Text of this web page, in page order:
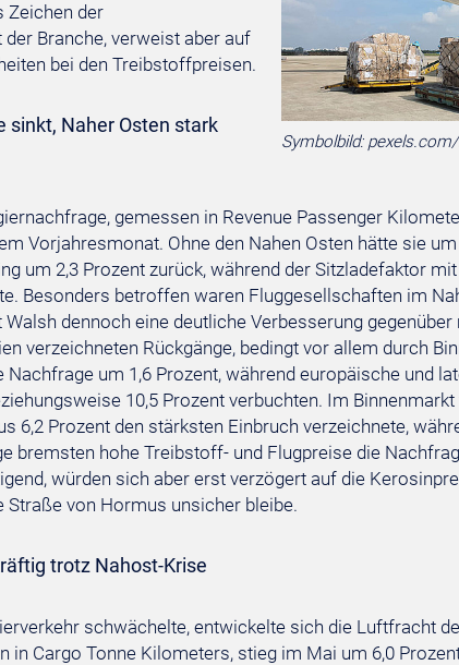
Symbolbild:
Zeichen der
Branche, verweist aber auf
bei den Treibstoffpreisen.
sinkt, Naher Osten stark
gemessen in Revenue Passenger
Vorjahresmonat. Ohne den Nahen Osten hätte sie
um 2,3 Prozent zurück, während der Sitzladefaktor
Besonders betroffen waren Fluggesellschaften im
Walsh dennoch eine deutliche Verbesserung
verzeichneten Rückgänge, bedingt vor allem durch
Nachfrage um 1,6 Prozent, während europäische und
10,5 Prozent verbuchten. Im
6,2 Prozent den stärksten Einbruch verzeichnete,
bremsten hohe Treibstoff- und Flugpreise die
würden sich aber erst verzögert auf die
Straße von Hormus unsicher bleibe.
trotz Nahost-Krise
schwächelte, entwickelte sich die Luftfracht
in Cargo Tonne Kilometers, stieg im Mai um 6,0